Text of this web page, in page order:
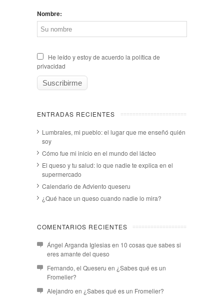
Nombre:
He leído y estoy de acuerdo la política de
privacidad
ENTRADAS RECIENTES
Lumbrales, mi pueblo: el lugar que me enseñó quién
soy
Cómo fue mi inicio en el mundo del lácteo
El queso y tu salud: lo que nadie te explica en el
supermercado
Calendario de Adviento queseru
¿Qué hace un queso cuando nadie lo mira?
COMENTARIOS RECIENTES
Ángel Arganda Iglesiasen 10 cosas que sabes si
eres amante del queso
Fernando, el Queseru en ¿Sabes qué es un
Fromelier?
Alejandro en ¿Sabes qué es un Fromelier?